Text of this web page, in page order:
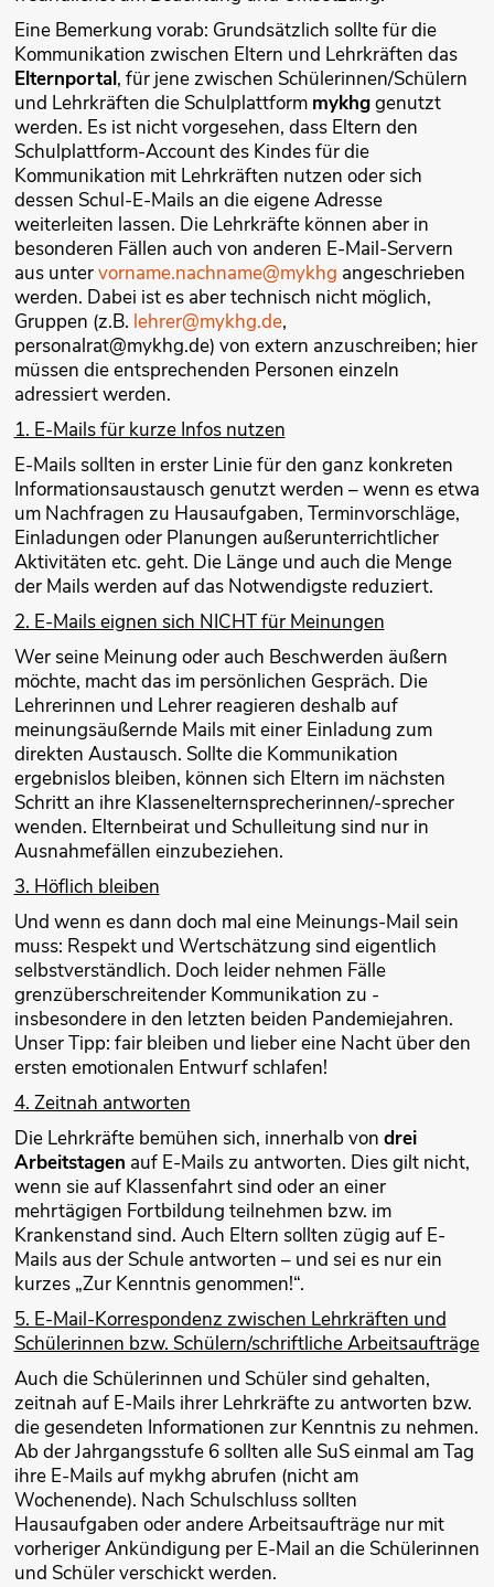
Eine Bemerkung vorab: Grundsätzlich sollte für die
Kommunikation zwischen Eltern und Lehrkräften das
Elternportal, für jene zwischen Schülerinnen/Schülern
und Lehrkräften die Schulplattform mykhggenutzt
werden. Es ist nicht vorgesehen, dass Eltern den
Schulplattform-Account des Kindes für die
Kommunikation mit Lehrkräften nutzen oder sich
dessen Schul-E-Mails an die eigene Adresse
weiterleiten lassen. Die Lehrkräfte können aber in
besonderen Fällen auch von anderen E-Mail-Servern
aus untervorname.nachname@mykhg angeschrieben
werden. Dabei ist es aber technisch nicht möglich,
Gruppen (z.B. lehrer@mykhg.de,
personalrat@mykhg.de) von extern anzuschreiben; hier
müssen die entsprechenden Personen einzeln
adressiert werden.
1. E-Mails für kurze Infos nutzen
E-Mails sollten in erster Linie für den ganz konkreten
Informationsaustausch genutzt werden – wenn es etwa
um Nachfragen zu Hausaufgaben, Terminvorschläge,
Einladungen oder Planungen außerunterrichtlicher
Aktivitäten etc. geht. Die Länge und auch die Menge
der Mails werden auf das Notwendigste reduziert.
2. E-Mails eignen sich NICHT für Meinungen
Wer seine Meinung oder auch Beschwerden äußern
möchte, macht das im persönlichen Gespräch. Die
Lehrerinnen und Lehrer reagieren deshalb auf
meinungsäußernde Mails mit einer Einladung zum
direkten Austausch. Sollte die Kommunikation
ergebnislos bleiben, können sich Eltern im nächsten
Schritt an ihre Klassenelternsprecherinnen/-sprecher
wenden. Elternbeirat und Schulleitung sind nur in
Ausnahmefällen einzubeziehen.
3. Höflich bleiben
Und wenn es dann doch mal eine Meinungs-Mail sein
muss: Respekt und Wertschätzung sind eigentlich
selbstverständlich. Doch leider nehmen Fälle
grenzüberschreitender Kommunikation zu -
insbesondere in den letzten beiden Pandemiejahren.
Unser Tipp: fair bleiben und lieber eine Nacht über den
ersten emotionalen Entwurf schlafen!
4. Zeitnah antworten
Die Lehrkräfte bemühen sich, innerhalb von drei
Arbeitstagen auf E-Mails zu antworten. Dies gilt nicht,
wenn sie auf Klassenfahrt sind oder an einer
mehrtägigen Fortbildung teilnehmen bzw. im
Krankenstand sind. Auch Eltern sollten zügig auf E-
Mails aus der Schule antworten – und sei es nur ein
kurzes „Zur Kenntnis genommen!“.
5. E-Mail-Korrespondenz zwischen Lehrkräften und
Schülerinnen bzw. Schülern/schriftliche Arbeitsaufträge
Auch die Schülerinnen und Schüler sind gehalten,
zeitnah auf E-Mails ihrer Lehrkräfte zu antworten bzw.
die gesendeten Informationen zur Kenntnis zu nehmen.
Ab der Jahrgangsstufe 6 sollten alle SuS einmal am Tag
ihre E-Mails auf mykhg abrufen (nicht am
Wochenende). Nach Schulschluss sollten
Hausaufgaben oder andere Arbeitsaufträge nur mit
vorheriger Ankündigung per E-Mail an die Schülerinnen
und Schüler verschickt werden.